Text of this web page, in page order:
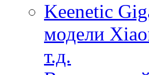
Keenetic
модели
т.д.